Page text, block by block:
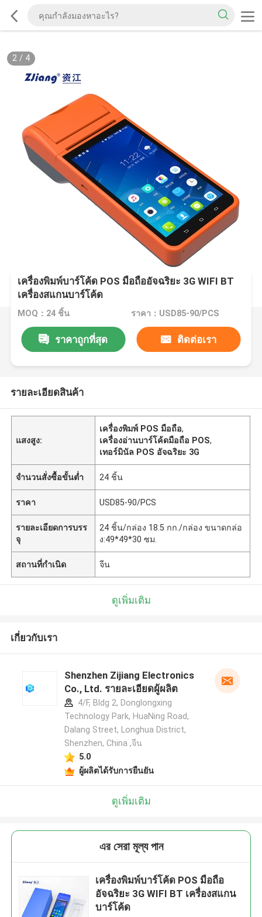
2/ 4
เครื่องพิมพ์บาร์โค้ด POS มือถืออัจฉริยะ 3G WIFI BT
เครื่องสแกนบาร์โค้ด
MOQ：24 ชิ้น ราคา：USD85-90/PCS
ราคาถูกที่สุด ติดต่อเรา
รายละเอียดสินค้า
แสงสูง:
เครื่องพิมพ์ POS มือถือ,
เครื่องอ่านบาร์โค้ดมือถือ POS,
เทอร์มินัล POS อัจฉริยะ 3G
จำนวนสั่งซื้อขั้นต่ำ 24 ชิ้น
ราคา USD85-90/PCS
รายละเอียดการบรร
จุ
24 ชิ้น/กล่อง 18.5 กก./กล่อง ขนาดกล่อ
ง:49*49*30 ซม.
สถานที่กำเนิด จีน
ดูเพิ่มเติม
เกี่ยวกับเรา
Shenzhen Zijiang Electronics
Co., Ltd. รายละเอียดผู้ผลิต
4/F, Bldg 2, Donglongxing
Technology Park, HuaNing Road,
Dalang Street, Longhua District,
Shenzhen, China ,จีน
5.0
ผู้ผลิตได้รับการยืนยัน
ดูเพิ่มเติม
এর সেরা মূল্য পান
เครื่องพิมพ์บาร์โค้ด POS มือถือ
อัจฉริยะ 3G WIFI BT เครื่องสแกน
บาร์โค้ด